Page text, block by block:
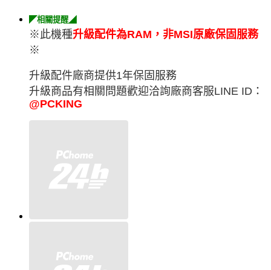
◤相關提醒◢
※此機種升級配件為RAM，非MSI原廠保固服務
※
升級配件廠商提供1年保固服務
升級商品有相關問題歡迎洽詢廠商客服LINE ID：
@PCKING